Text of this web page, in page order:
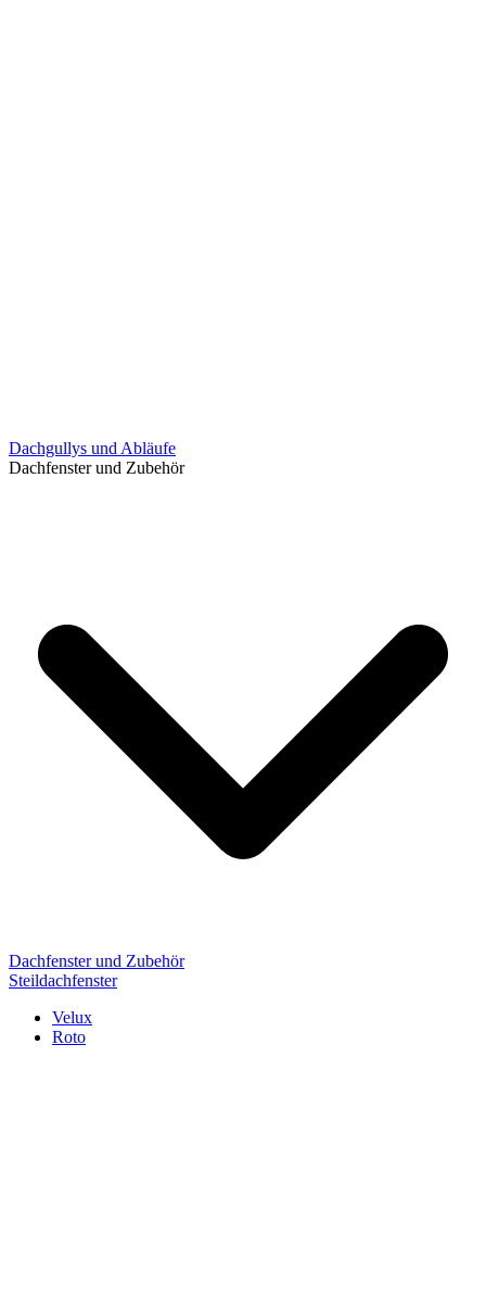
Dachgullys und Abläufe
Dachfenster und Zubehör
Dachfenster und Zubehör
Steildachfenster
Velux
Roto